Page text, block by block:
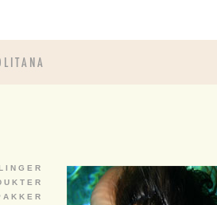
I N G E R
U K T E R
A K K E R